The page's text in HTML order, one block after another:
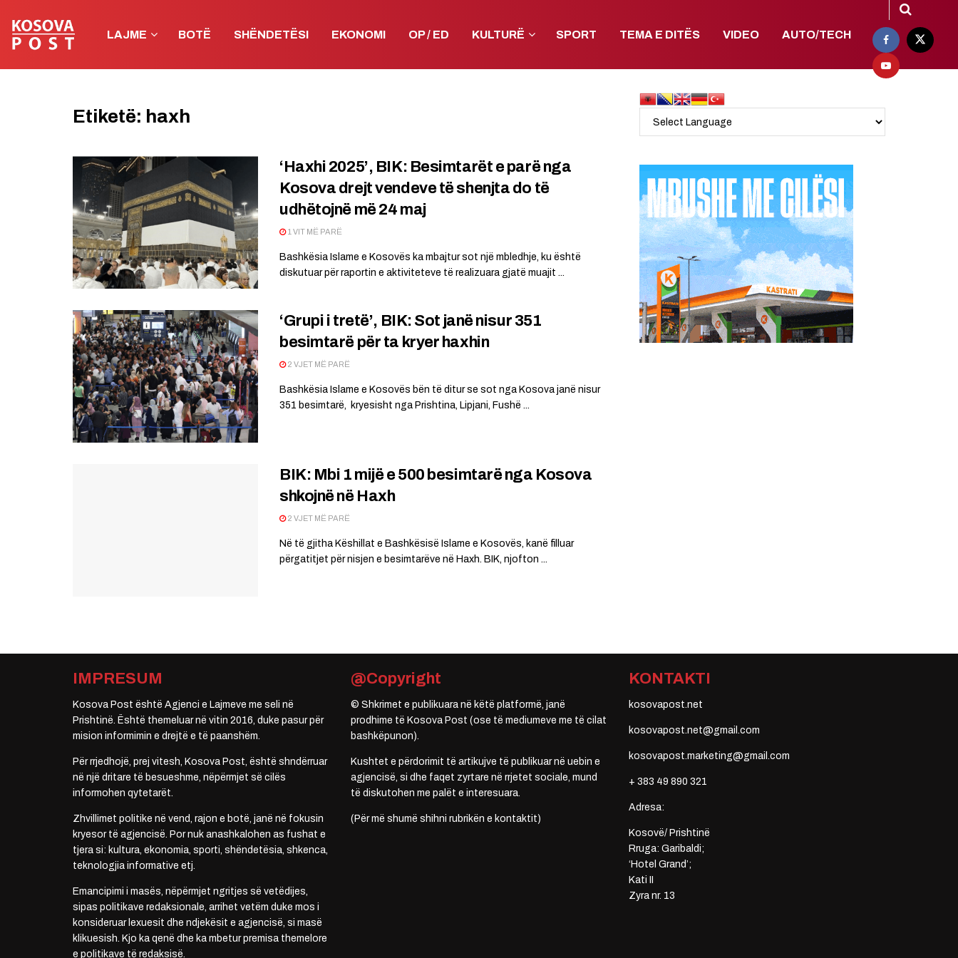
LAJME BOTË SHËNDETËSI EKONOMI OP / ED KULTURË SPORT TEMA E DITËS VIDEO AUTO/TECH
Etiketë: haxh
‘Haxhi 2025’, BIK: Besimtarët e parë nga
Kosova drejt vendeve të shenjta do të
udhëtojnë më 24 maj
1 VIT MË PARË
Bashkësia Islame e Kosovës ka mbajtur sot një mbledhje, ku është
diskutuar për raportin e aktiviteteve të realizuara gjatë muajit ...
‘Grupi i tretë’, BIK: Sot janë nisur 351
besimtarë për ta kryer haxhin
2 VJET MË PARË
Bashkësia Islame e Kosovës bën të ditur se sot nga Kosova janë nisur
351 besimtarë, kryesisht nga Prishtina, Lipjani, Fushë ...
BIK: Mbi 1 mijë e 500 besimtarë nga Kosova
shkojnë në Haxh
2 VJET MË PARË
Në të gjitha Këshillat e Bashkësisë Islame e Kosovës, kanë filluar
përgatitjet për nisjen e besimtarëve në Haxh. BIK, njofton ...
IMPRESUM
Kosova Post është Agjenci e Lajmeve me seli në
Prishtinë. Është themeluar në vitin 2016, duke pasur për
mision informimin e drejtë e të paanshëm.
Për rrjedhojë, prej vitesh, Kosova Post, është shndërruar
në një dritare të besueshme, nëpërmjet së cilës
informohen qytetarët.
Zhvillimet politike në vend, rajon e botë, janë në fokusin
kryesor të agjencisë. Por nuk anashkalohen as fushat e
tjera si: kultura, ekonomia, sporti, shëndetësia, shkenca,
teknologjia informative etj.
Emancipimi i masës, nëpërmjet ngritjes së vetëdijes,
sipas politikave redaksionale, arrihet vetëm duke mos i
konsideruar lexuesit dhe ndjekësit e agjencisë, si masë
klikuesish. Kjo ka qenë dhe ka mbetur premisa themelore
e politikave të redaksisë.
@Copyright
© Shkrimet e publikuara në këtë platformë, janë
prodhime të Kosova Post (ose të mediumeve me të cilat
bashkëpunon).
Kushtet e përdorimit të artikujve të publikuar në uebin e
agjencisë, si dhe faqet zyrtare në rrjetet sociale, mund
të diskutohen me palët e interesuara.
(Për më shumë shihni rubrikën e kontaktit)
KONTAKTI
kosovapost.net
kosovapost.net@gmail.com
kosovapost.marketing@gmail.com
+ 383 49 890 321
Adresa:
Kosovë/ Prishtinë
Rruga: Garibaldi;
‘Hotel Grand’;
Kati II
Zyra nr. 13